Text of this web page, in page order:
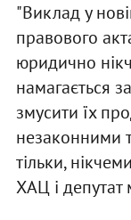
"Виклад у
правового
юридично
намагається
змусити їх
незаконними
тільки,
ХАЦ і депутат